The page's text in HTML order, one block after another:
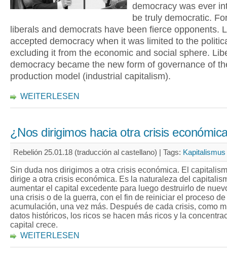
democracy was ever
be truly democratic.
liberals and democrats have been fierce opponents.
accepted democracy when it was limited to the
excluding it from the economic and social sphere.
democracy became the new form of governance of
production model (industrial capitalism).
WEITERLESEN
¿Nos dirigimos hacia otra crisis
Rebelión 25.01.18 (traducción al castellano) | Tags: Kapitalismus
Sin duda nos dirigimos a otra crisis económica. El
dirige a otra crisis económica. Es la naturaleza del
aumentar el capital excedente para luego destruirlo de
una crisis o de la guerra, con el fin de reiniciar el proceso de
acumulación, una vez más. Después de cada crisis, como
datos históricos, los ricos se hacen más ricos y la
capital crece.
WEITERLESEN